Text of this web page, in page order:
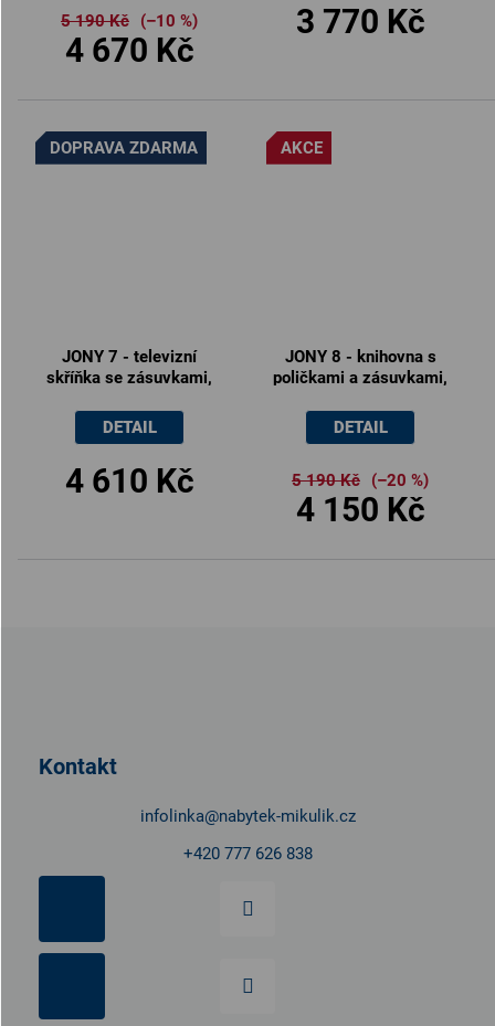
4 670 Kč
5 190 Kč (–10 %) 3 770 Kč
DOPRAVA ZDARMA
JONY 7 - televizní
skříňka se zásuvkami,
4 610 Kč
DETAIL
AKCE
JONY 8 - knihovna s
poličkami a zásuvkami,
4 150 Kč
5 190 Kč (–20 %)
DETAIL
Kontakt
infolinka@nabytek-mikulik.cz
+420 777 626 838